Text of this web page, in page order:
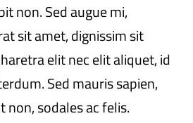
non. Sed augue mi,
sit amet, dignissim sit
elit nec elit aliquet, id
Sed mauris sapien,
sodales ac felis.